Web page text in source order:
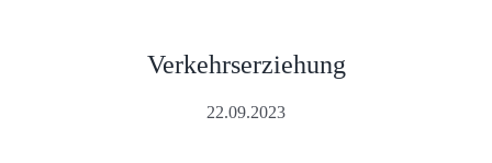
Verkehrserziehung
22.09.2023